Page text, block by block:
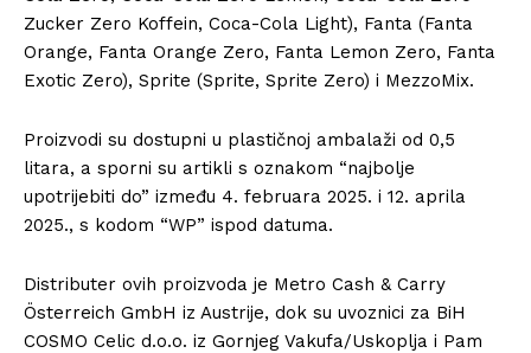
Zucker Zero Koffein, Coca-Cola Light), Fanta (Fanta
Orange, Fanta Orange Zero, Fanta Lemon Zero, Fanta
Exotic Zero), Sprite (Sprite, Sprite Zero) i MezzoMix.
Proizvodi su dostupni u plastičnoj ambalaži od 0,5
litara, a sporni su artikli s oznakom “najbolje
upotrijebiti do” između 4. februara 2025. i 12. aprila
2025., s kodom “WP” ispod datuma.
Distributer ovih proizvoda je Metro Cash & Carry
Österreich GmbH iz Austrije, dok su uvoznici za BiH
COSMO Celic d.o.o. iz Gornjeg Vakufa/Uskoplja i Pam